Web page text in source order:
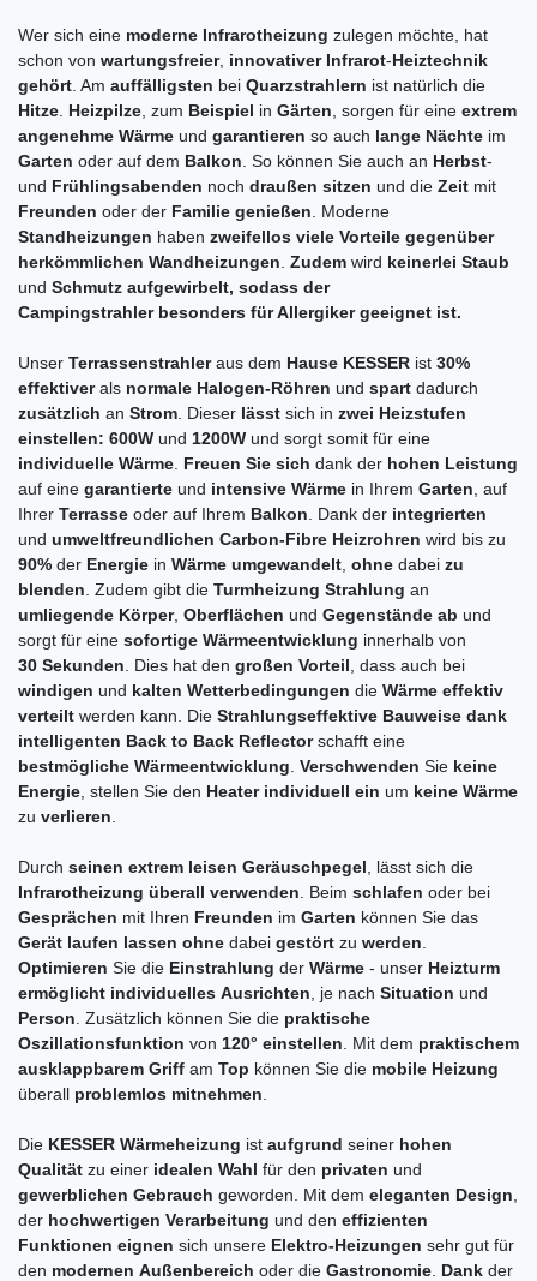
Wer sich eine moderne Infrarotheizung zulegen möchte, hat
schon von wartungsfreier, innovativer Infrarot-Heiztechnik
gehört . Am auffälligsten bei Quarzstrahlern ist natürlich die
Hitze Heizpilze , zum Beispiel in Gärten , sorgen für eine extrem
angenehme Wärme und garantieren so auch lange Nächte im
Garten oder auf dem Balkon . So können Sie auch an Herbst-
und Frühlingsabenden noch draußen sitzen und die Zeit mit
Freunden oder der Familie genießen . Moderne
Standheizungen haben zweifellos viele Vorteile gegenüber
herkömmlichen Wandheizungen Zudem wird keinerlei Staub
und Schmutz aufgewirbelt, sodass der
Campingstrahler besonders für Allergiker geeignet ist.
Unser Terrassenstrahleraus dem Hause KESSER ist 30%
effektiverals normale Halogen-Röhren und spart dadurch
zusätzlich an Strom . Dieser lässt sich in zwei Heizstufen
einstellen: 600W und 1200W und sorgt somit für eine
individuelle Wärme Freuen Sie sich dank der hohen Leistung
auf eine garantierte und intensive Wärme in Ihrem Garten , auf
Ihrer Terrasse oder auf Ihrem Balkon . Dank der integrierten
und umweltfreundlichen Carbon-Fibre Heizrohren wird bis zu
90% der Energie in Wärme umgewandelt ohne dabei zu
blenden . Zudem gibt die Turmheizung Strahlung an
umliegende Körper, Oberflächen und Gegenstände ab und
sorgt für eine sofortige Wärmeentwicklung innerhalb von
30 Sekunden . Dies hat den großen Vorteil , dass auch bei
windigen und kalten Wetterbedingungen die Wärme effektiv
verteilt werden kann. Die Strahlungseffektive Bauweise dank
intelligenten Back to Back Reflectorschafft eine
bestmögliche Wärmeentwicklung Verschwenden Sie keine
Energie , stellen Sie den Heater individuell ein um keine Wärme
zu verlieren
Durch seinen extrem leisen Geräuschpegel , lässt sich die
Infrarotheizung überall verwenden . Beim schlafen oder bei
Gesprächen mit Ihren Freunden im Garten können Sie das
Gerät laufen lassen ohne dabei gestört zu werden
Optimieren Sie die Einstrahlung der Wärme - unser Heizturm
ermöglicht individuelles Ausrichten , je nach Situation und
Person . Zusätzlich können Sie die praktische
Oszillationsfunktion von 120° einstellen . Mit dem praktischem
ausklappbarem Griff am Top können Sie die mobile Heizung
überall problemlos mitnehmen
Die KESSER Wärmeheizung ist aufgrund seiner hohen
Qualität zu einer idealen Wahl für den privaten und
gewerblichen Gebrauch geworden. Mit dem eleganten Design
der hochwertigen Verarbeitung und den effizienten
Funktionen eignen sich unsere Elektro-Heizungen sehr gut für
den modernen Außenbereich oder die Gastronomie Dank der